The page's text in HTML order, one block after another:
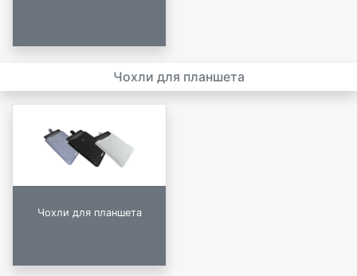
Чохли для планшета
Чохли для планшета